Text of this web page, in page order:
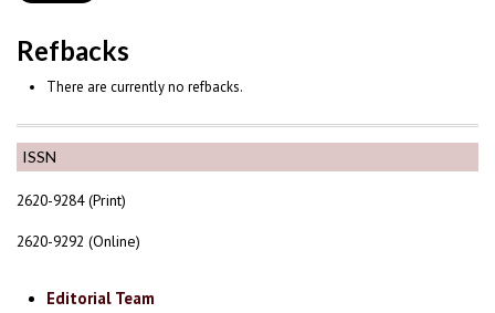
ISSN
2620-9284 (Print)
2620-9292 (Online)
Editorial Team
Refbacks
There are currently no refbacks.